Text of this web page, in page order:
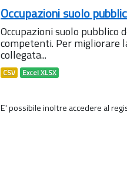
Occupazioni suolo
Occupazioni suolo
competenti. Per migliorare
collegata...
CSV Excel XLSX
E' possibile inoltre accedere al